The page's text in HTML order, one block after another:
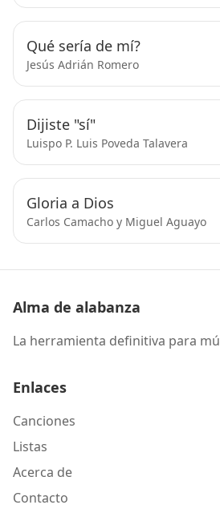
Qué sería de mí?
Jesús Adrián Romero
Dijiste "sí"
Luispo P. Luis Poveda Talavera
Gloria a Dios
Carlos Camacho y Miguel Aguayo
Alma de alabanza
La herramienta definitiva para
Enlaces
Canciones
Listas
Acerca de
Contacto